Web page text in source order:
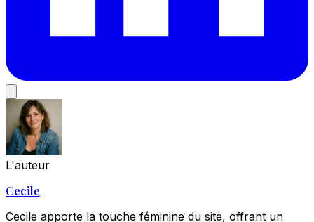
L'auteur
Cecile
Cecile apporte la touche féminine du site, offrant un